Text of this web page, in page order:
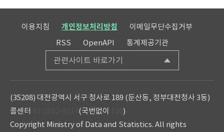
이용지침 개인정보처리방침
이메일무단수집거부
RSS
OpenAPI 통계제공기관
관련사이트 바로가기
(35208) 대전광역시 서구 청사로 189 (둔산동, 정부대전청사 3동)
콜센터
(국번없이
)
Copyright Ministry of Data and Statistics. All rights